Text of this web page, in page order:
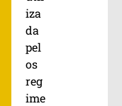
iza
da
pel
os
reg
ime